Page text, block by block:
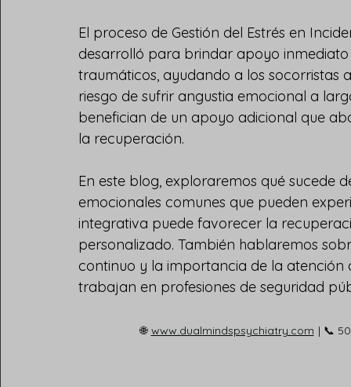
El proceso de Gestión del Estrés en
desarrolló para brindar apoyo
traumáticos, ayudando a los socorristas
riesgo de sufrir angustia emocional a
benefician de un apoyo adicional que
la recuperación.
En este blog, exploraremos qué sucede
emocionales comunes que pueden
integrativa puede favorecer la
personalizado. También hablaremos
continuo y la importancia de la
trabajan en profesiones de seguridad
🌐 www.dualmindspsychiatry.com | 📞